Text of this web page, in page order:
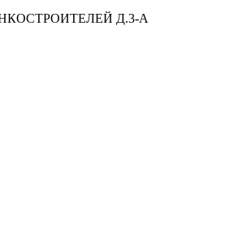
Д.3-А